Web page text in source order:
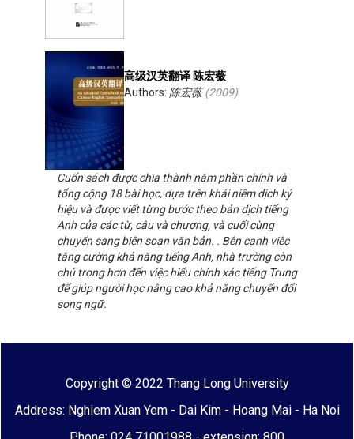
高级汉英翻译 陈宏薇
Authors: 陈宏薇(2009)
Cuốn sách được chia thành năm phần chính và
tổng cộng 18 bài học, dựa trên khái niệm dịch ký
hiệu và được viết từng bước theo bản dịch tiếng
Anh của các từ, câu và chương, và cuối cùng
chuyển sang biên soạn văn bản. . Bên cạnh việc
tăng cường khả năng tiếng Anh, nhà trường còn
chú trọng hơn đến việc hiểu chính xác tiếng Trung
để giúp người học nâng cao khả năng chuyển đổi
song ngữ.
Copyright © 2022 Thang Long University
Address: Nghiem Xuan Yem - Dai Kim - Hoang Mai - Ha Noi